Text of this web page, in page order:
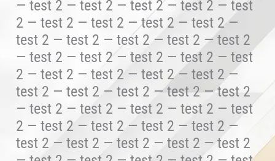
— test 2 — test 2 — test 2 — test 2 — test
2 — test 2 — test 2 — test 2 — test 2 —
test 2 — test 2 — test 2 — test 2 — test 2
— test 2 — test 2 — test 2 — test 2 — test
2 — test 2 — test 2 — test 2 — test 2 —
test 2 — test 2 — test 2 — test 2 — test 2
— test 2 — test 2 — test 2 — test 2 — test
2 — test 2 — test 2 — test 2 — test 2 —
test 2 — test 2 — test 2 — test 2 — test 2